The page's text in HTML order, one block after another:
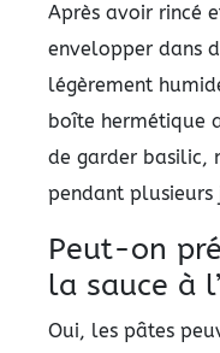
Après avoir rincé
envelopper dans
légèrement
boîte hermétique
de garder basilic,
pendant plusieurs
Peut-on
la sauce à
Oui, les pâtes